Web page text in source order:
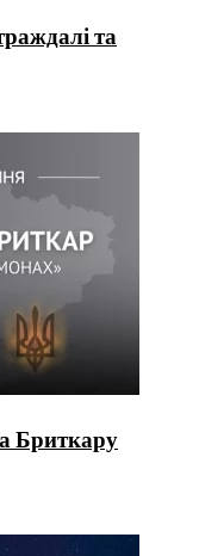
та
Бриткару